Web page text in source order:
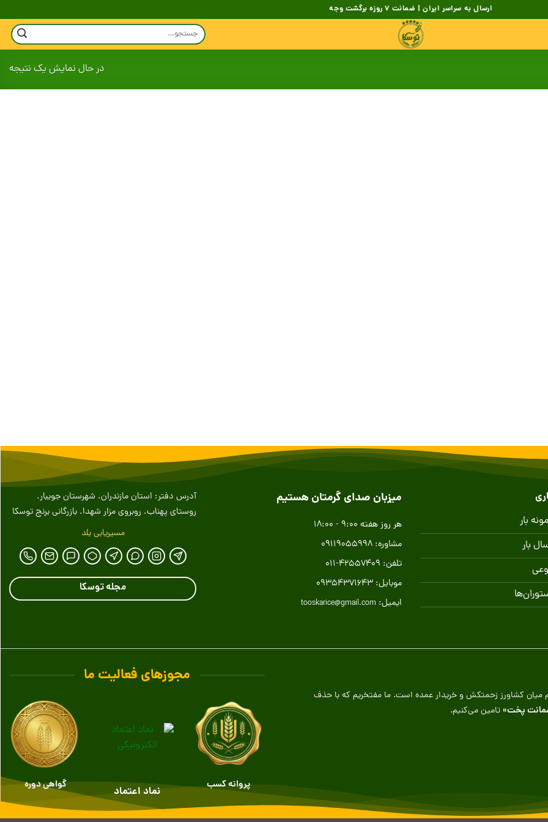
ارسال به سراسر ایران | ضمانت 7 روزه برگشت وجه
جستجو
برای:
در حال نمایش یک نتیجه
بار
بار
میزبان صدای گرمتان هستیم
هر روز هفته 9:00 - 18:00
مشاوره: 09119055998
تلفن: 42557409-011
موبایل: 09354371643
ایمیل: tooskarice@gmail.com
آدرس دفتر: استان مازندران. شهرستان جویبار.
روستای پهناب. روبروی مزار شهدا. بازرگانی برنج توسکا
مسیریابی بلد
مجله توسکا
میان کشاورز زحمتکش و خریدار عمده است. ما مفتخریم که با حذف
پخت»تامین می‌کنیم.
مجوزهای فعالیت ما
پروانه کسب نماد اعتماد گواهی دوره